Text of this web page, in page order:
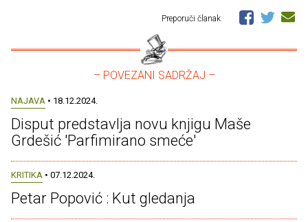
Preporuči članak
– POVEZANI SADRŽAJ –
NAJAVA • 18.12.2024.
Disput predstavlja novu knjigu Maše
Grdešić 'Parfimirano smeće'
KRITIKA • 07.12.2024.
Petar Popović : Kut gledanja